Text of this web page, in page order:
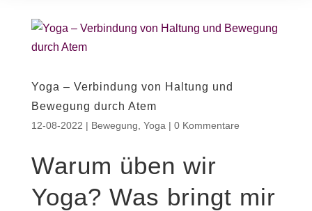
Yoga – Verbindung von Haltung und
Bewegung durch Atem
12-08-2022 | Bewegung Yoga | 0 Kommentare
Warum üben wir
Yoga? Was bringt mir